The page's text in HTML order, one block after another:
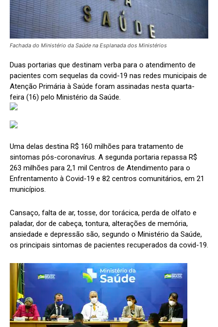
Fachada do Ministério da Saúde na Esplanada dos Ministérios
Duas portarias que destinam verba para o atendimento de
pacientes com sequelas da covid-19 nas redes municipais de
Atenção Primária à Saúde foram assinadas nesta quarta-
feira (16) pelo Ministério da Saúde.
Uma delas destina R$ 160 milhões para tratamento de
sintomas pós-coronavírus. A segunda portaria repassa R$
263 milhões para 2,1 mil Centros de Atendimento para o
Enfrentamento à Covid-19 e 82 centros comunitários, em 21
municípios.
Cansaço, falta de ar, tosse, dor torácica, perda de olfato e
paladar, dor de cabeça, tontura, alterações de memória,
ansiedade e depressão são, segundo o Ministério da Saúde,
os principais sintomas de pacientes recuperados da covid-19.